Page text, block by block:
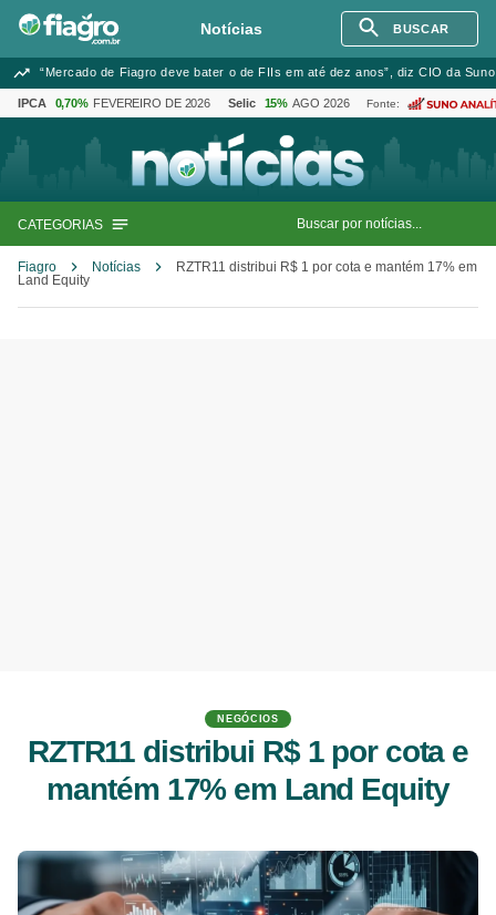
Notícias BUSCAR
“Mercado de Fiagro deve bater o de FIIs em até dez anos”, diz CIO da
IPCA 0,70% FEVEREIRO DE 2026 Selic 15% AGO 2026 Fonte:
CATEGORIAS
Fiagro Notícias
RZTR11 distribui R$ 1 por cota e mantém 17% em
Land Equity
NEGÓCIOS
RZTR11 distribui R$ 1 por cota e
mantém 17% em Land Equity